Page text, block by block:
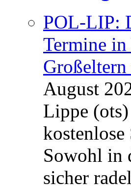
POL-LIP:
Termine
August
Lippe
Sowohl in
sicher